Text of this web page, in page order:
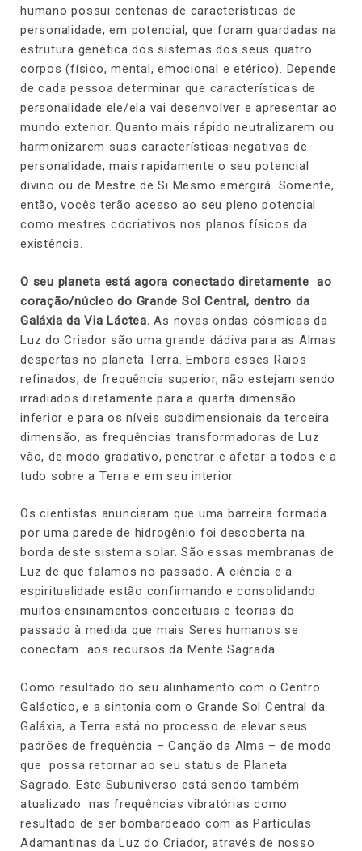
humano possui centenas de características de
personalidade, em potencial, que foram guardadas na
estrutura genética dos sistemas dos seus quatro
corpos (físico, mental, emocional e etérico). Depende
de cada pessoa determinar que características de
personalidade ele/ela vai desenvolver e apresentar ao
mundo exterior. Quanto mais rápido neutralizarem ou
harmonizarem suas características negativas de
personalidade, mais rapidamente o seu potencial
divino ou de Mestre de Si Mesmo emergirá. Somente,
então, vocês terão acesso ao seu pleno potencial
como mestres cocriativos nos planos físicos da
existência.
O seu planeta está agora conectado diretamente ao
coração/núcleo do Grande Sol Central, dentro da
Galáxia da Via Láctea. As novas ondas cósmicas da
Luz do Criador são uma grande dádiva para as Almas
despertas no planeta Terra. Embora esses Raios
refinados, de frequência superior, não estejam sendo
irradiados diretamente para a quarta dimensão
inferior e para os níveis subdimensionais da terceira
dimensão, as frequências transformadoras de Luz
vão, de modo gradativo, penetrar e afetar a todos e a
tudo sobre a Terra e em seu interior.
Os cientistas anunciaram que uma barreira formada
por uma parede de hidrogênio foi descoberta na
borda deste sistema solar. São essas membranas de
Luz de que falamos no passado. A ciência e a
espiritualidade estão confirmando e consolidando
muitos ensinamentos conceituais e teorias do
passado à medida que mais Seres humanos se
conectam aos recursos da Mente Sagrada.
Como resultado do seu alinhamento com o Centro
Galáctico, e a sintonia com o Grande Sol Central da
Galáxia, a Terra está no processo de elevar seus
padrões de frequência – Canção da Alma – de modo
que possa retornar ao seu status de Planeta
Sagrado. Este Subuniverso está sendo também
atualizado nas frequências vibratórias como
resultado de ser bombardeado com as Partículas
Adamantinas da Luz do Criador, através de nosso